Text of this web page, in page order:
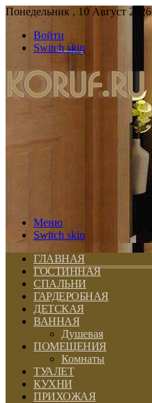
Понедельник , 10 Август 2026
Войти
Switch skin
Меню
Switch skin
ГЛАВНАЯ
ГОСТИННАЯ
СПАЛЬНИ
ГАРДЕРОБНАЯ
ДЕТСКАЯ
ВАННАЯ
Душевая
ПОМЕЩЕНИЯ
Комнаты
ТУАЛЕТ
КУХНИ
ПРИХОЖАЯ